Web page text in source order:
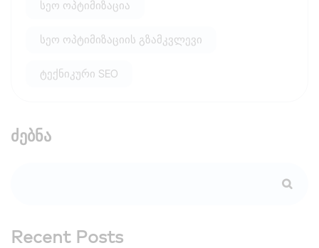
სეო ოპტიმიზაცია
სეო ოპტიმიზაციის გზამკვლევი
ტექნიკური SEO
ძებნა
Recent Posts